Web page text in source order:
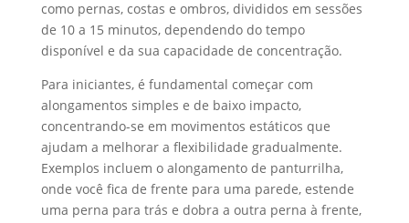
como pernas, costas e ombros, divididos em sessões
de 10 a 15 minutos, dependendo do tempo
disponível e da sua capacidade de concentração.
Para iniciantes, é fundamental começar com
alongamentos simples e de baixo impacto,
concentrando-se em movimentos estáticos que
ajudam a melhorar a flexibilidade gradualmente.
Exemplos incluem o alongamento de panturrilha,
onde você fica de frente para uma parede, estende
uma perna para trás e dobra a outra perna à frente,